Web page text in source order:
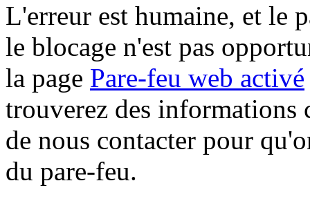
L'erreur est humaine, et le
le blocage n'est pas
la page Pare-feu web activé
trouverez des informations
de nous contacter pour
du pare-feu.